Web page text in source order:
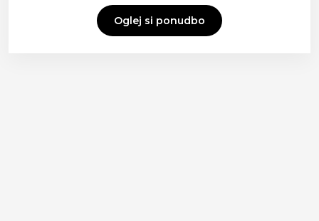
Oglej si ponudbo